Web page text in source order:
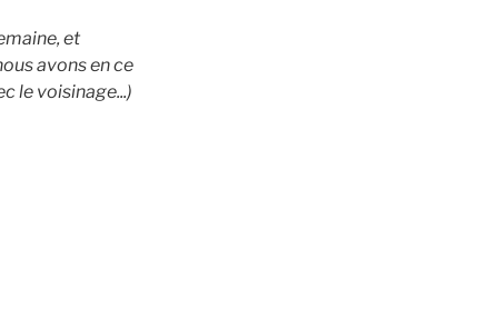
et
avons en ce
le voisinage...)